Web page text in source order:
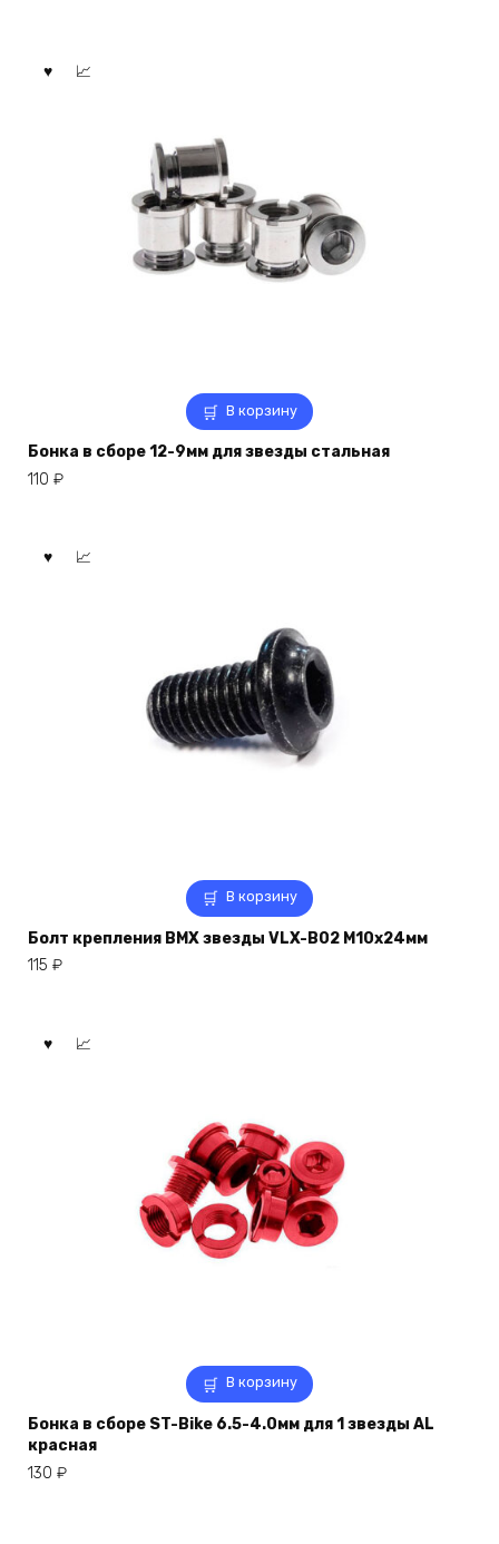
В корзину
Бонка в сборе 12-9мм для звезды стальная
110 ₽
В корзину
Болт крепления BMX звезды VLX-B02 M10x24мм
115 ₽
В корзину
Бонка в сборе ST-Bike 6.5-4.0мм для 1 звезды AL
красная
130 ₽